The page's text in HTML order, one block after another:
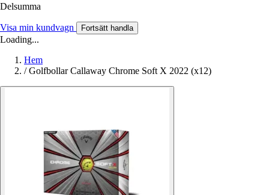
Delsumma
Visa min kundvagn Fortsätt handla
Loading...
Hem
/ Golfbollar Callaway Chrome Soft X 2022 (x12)